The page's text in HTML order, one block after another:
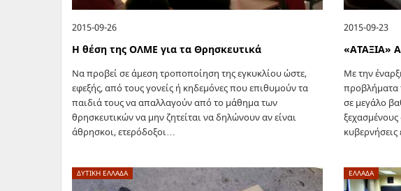
2015-09-26
Η θέση της ΟΛΜΕ για τα Θρησκευτικά
Να προβεί σε άμεση τροποποίηση της εγκυκλίου ώστε,
εφεξής, από τους γονείς ή κηδεμόνες που επιθυμούν τα
παιδιά τους να απαλλαγούν από το μάθημα των
θρησκευτικών να μην ζητείται να δηλώνουν αν είναι
άθρησκοι, ετερόδοξοι…
2015-09-23
«ΑΤΑΞΙΑ»
Με την
προβλήματα
σε μεγάλο
κυβερνήσεις
ΔΥΤΙΚΗ ΕΛΛΑΔΑ ΕΛΛΑΔΑ